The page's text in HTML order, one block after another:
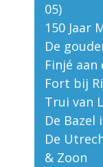
05)
150 Jaar
De
Finjé
Fort bij
Trui van
De
De
& Zoon